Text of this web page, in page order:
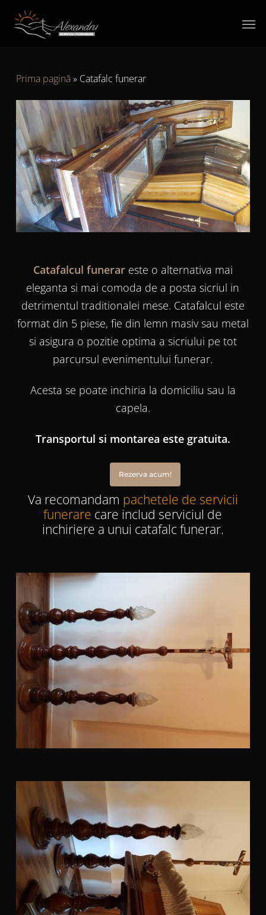
main
Prima pagină» Catafalc funerar
Catafalcul funerareste o alternativa mai
eleganta si mai comoda de a posta sicriul in
detrimentul traditionalei mese. Catafalcul este
format din 5 piese, fie din lemn masiv sau metal
si asigura o pozitie optima a sicriului pe tot
parcursul evenimentului funerar.
Acesta se poate inchiria la domiciliu sau la
capela.
Transportul si montarea este gratuita.
Rezerva acum!
Va recomandam pachetele de servicii
funerare care includ serviciul de
inchiriere a unui catafalc funerar.